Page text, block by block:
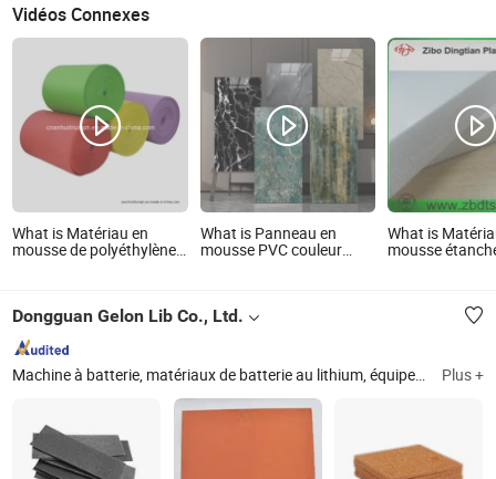
Vidéos Connexes
What is Matériau en
mousse de polyéthylène
What is Panneau en
mousse PVC couleur
What is
mousse
Dongguan Gelon Lib Co., Ltd.
Machine à batterie, matériaux de batterie au lithium, équipements de batterie au lithium, équipements de laboratoire de batterie au lithium, ligne de production de batterie au lithium-ion Plus +